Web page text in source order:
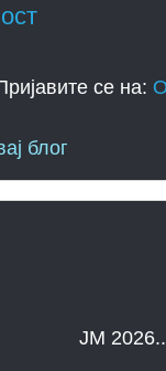
се на:
блог
JM